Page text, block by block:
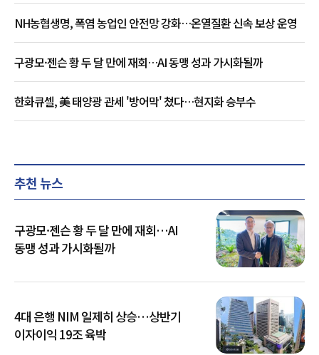
NH농협생명, 폭염 농업인 안전망 강화…온열질환 신속 보상 운영
구광모·젠슨 황 두 달 만에 재회…AI 동맹 성과 가시화될까
한화큐셀, 美 태양광 관세 '방어막' 쳤다…현지화 승부수
추천 뉴스
구광모·젠슨 황 두 달 만에 재회…AI
동맹 성과 가시화될까
4대 은행 NIM 일제히 상승…상반기
이자이익 19조 육박